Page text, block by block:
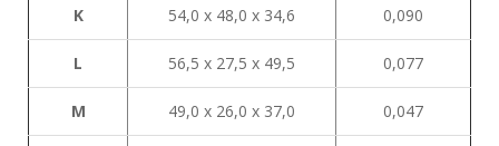
K 54,0 х 48,0 х 34,6 0,090
L 56,5 х 27,5 х 49,5 0,077
М 49,0 х 26,0 х 37,0 0,047